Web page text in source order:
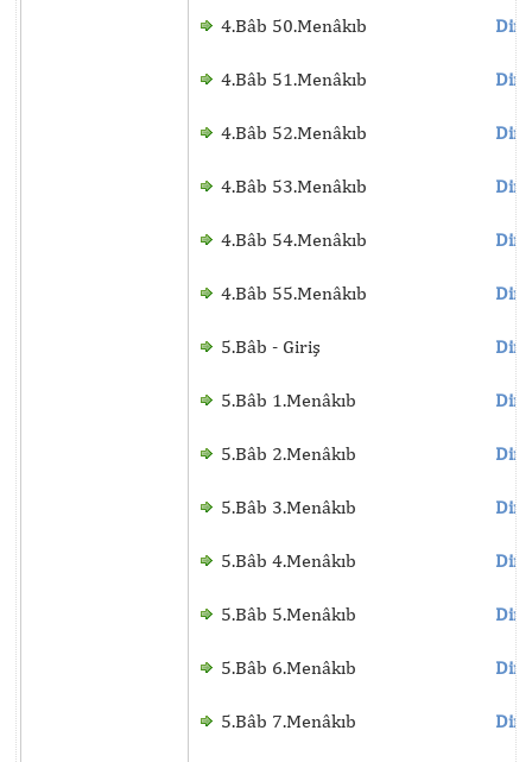
4.Bâb 50.Menâkıb
4.Bâb 51.Menâkıb
4.Bâb 52.Menâkıb
4.Bâb 53.Menâkıb
4.Bâb 54.Menâkıb
4.Bâb 55.Menâkıb
5.Bâb - Giriş
5.Bâb 1.Menâkıb
5.Bâb 2.Menâkıb
5.Bâb 3.Menâkıb
5.Bâb 4.Menâkıb
5.Bâb 5.Menâkıb
5.Bâb 6.Menâkıb
5.Bâb 7.Menâkıb